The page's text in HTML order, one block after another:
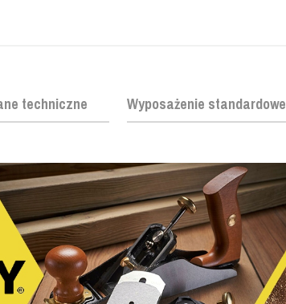
techniczne Wyposażenie standardowe